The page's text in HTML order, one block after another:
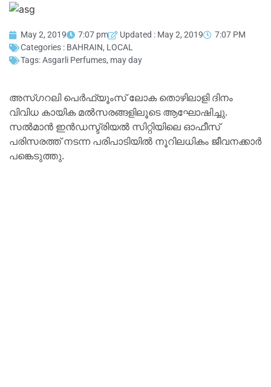
May 2, 2019 7:07 pm Updated : May 2, 2019
7:07 PM
Categories : BAHRAIN, LOCAL
Tags:Asgarli Perfumes, may day
അസ്ഗറലി പെർഫ്യൂംസ്‌ ലോക തൊഴിലാളി ദിനം
വിവിധ കായിക മൽസരങ്ങളിലൂടെ ആഘോഷിച്ചു.
സൽമാൻ ഇൻഡസ്ട്രിയൽ സിറ്റിയിലെ ഓഫീസ്‌
പരിസരത്ത്‌ നടന്ന പരിപാടിയിൽ നൂറിലധികം ജീവനക്കാർ
പങ്കെടുത്തു.